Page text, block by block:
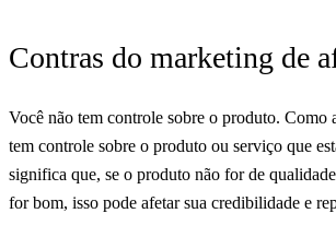
Contras do marketing de
Você não tem controle sobre o produto. Como
tem controle sobre o produto ou serviço que
significa que, se o produto não for de
for bom, isso pode afetar sua credibilidade e